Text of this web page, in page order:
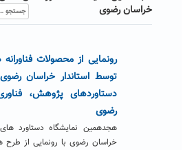
خراسان رضوی
جستجو
برای:
رونمایی از محصولات
توسط استاندار خراسان رضوی
دستاوردهای پژوهش،
رضوی
هجدهمین نمایشگاه دستاورد
خراسان رضوی با رونمایی از طرح